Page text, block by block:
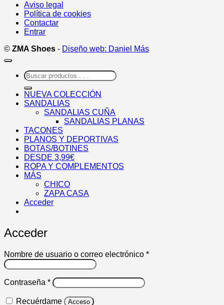
Aviso legal
Política de cookies
Contactar
Entrar
© ZMA Shoes - Diseño web: Daniel Más
Buscar
por:
NUEVA COLECCIÓN
SANDALIAS
SANDALIAS CUÑA
SANDALIAS PLANAS
TACONES
PLANOS Y DEPORTIVAS
BOTAS/BOTINES
DESDE 3,99€
ROPA Y COMPLEMENTOS
MÁS
CHICO
ZAPA CASA
Acceder
Acceder
Nombre de usuario o correo electrónico *Obligatorio
Contraseña *Obligatorio
Recuérdame Acceso